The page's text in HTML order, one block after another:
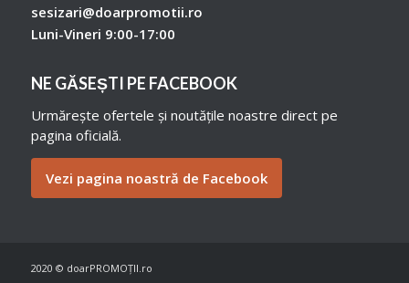
sesizari@doarpromotii.ro
Luni-Vineri 9:00-17:00
NE GĂSEȘTI PE FACEBOOK
Urmărește ofertele și noutățile noastre direct pe
pagina oficială.
Vezi pagina noastră de Facebook
2020 © doarPROMOȚII.ro